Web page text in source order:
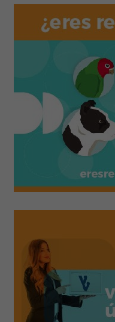
Curso de
de
MÁS INFORMACIÓN
gato (ed. 13)
MÁS INFORMACIÓN
Máster en One
MÁS INFORMACIÓN